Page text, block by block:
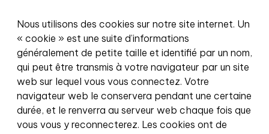
Nous utilisons des cookies sur notre site internet. Un
« cookie » est une suite d’informations
généralement de petite taille et identifié par un nom,
qui peut être transmis à votre navigateur par un site
web sur lequel vous vous connectez. Votre
navigateur web le conservera pendant une certaine
durée, et le renverra au serveur web chaque fois que
vous vous y reconnecterez. Les cookies ont de